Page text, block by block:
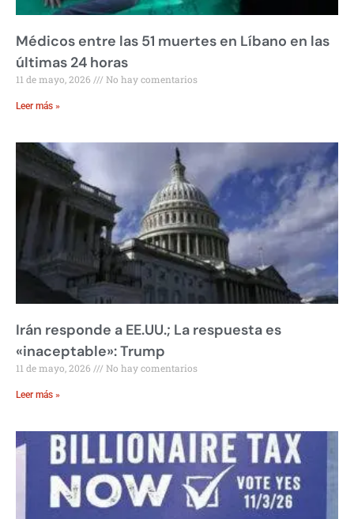
Médicos entre las 51 muertes en Líbano en las
últimas 24 horas
11 de mayo, 2026 No hay comentarios
Leer más »
Irán responde a EE.UU.; La respuesta es
«inaceptable»: Trump
11 de mayo, 2026 No hay comentarios
Leer más »